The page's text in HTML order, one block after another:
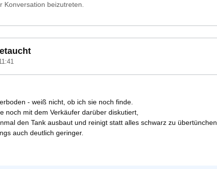
Konversation beizutreten.
- weiß nicht, ob ich sie noch finde.
noch mit dem Verkäufer darüber diskutiert,
den Tank ausbaut und reinigt statt alles schwarz zu übertünchen.
auch deutlich geringer.